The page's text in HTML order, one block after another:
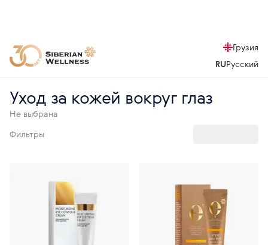
Грузия
RUРусский
Уход за кожей вокруг глаз
Не выбрана
Фильтры